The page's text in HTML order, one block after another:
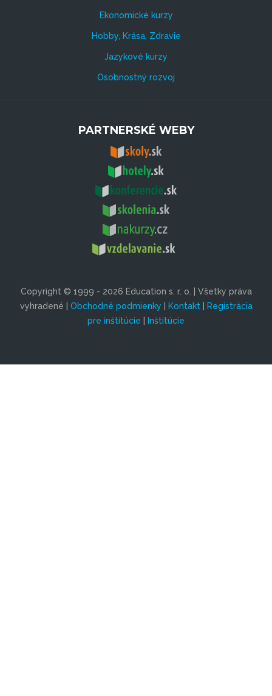
Ekonomické kurzy
Hobby, Krása, Zdravie
Jazykové kurzy
Osobnostný rozvoj
PARTNERSKÉ WEBY
Copyright © 1999 - 2026 Education s. r. o. | Všetky práva
vyhradené | Obchodné podmienky | Kontakt| Registrácia
pre inštitúcie | Inštitúcie